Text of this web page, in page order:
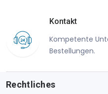
Kontakt
Kompetente
Bestellungen.
Rechtliches